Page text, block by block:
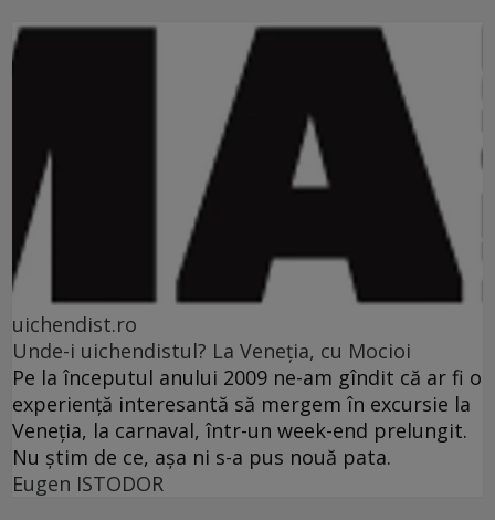
uichendist.ro
Unde-i uichendistul? La Veneţia, cu Mocioi
Pe la începutul anului 2009 ne-am gîndit că ar fi o
experienţă interesantă să mergem în excursie la
Veneţia, la carnaval, într-un week-end prelungit.
Nu ştim de ce, aşa ni s-a pus nouă pata.
Eugen ISTODOR